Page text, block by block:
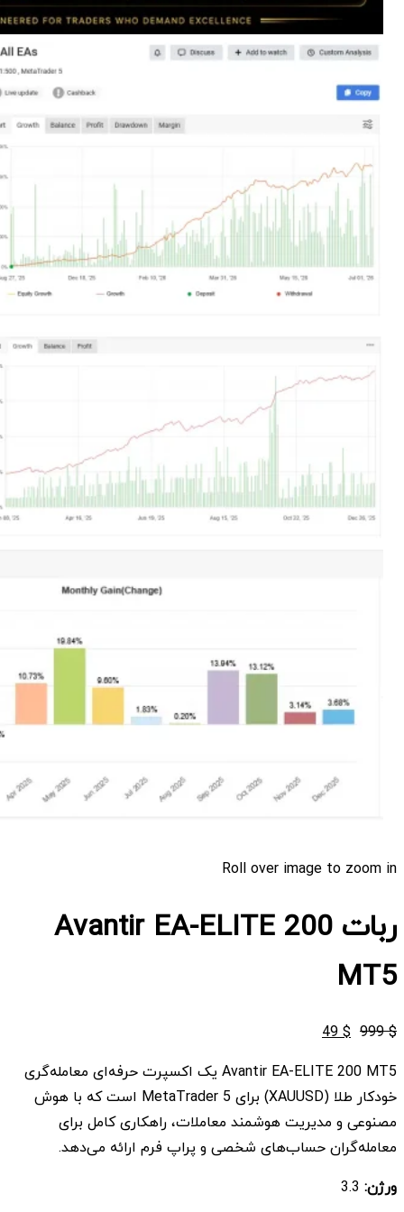
Roll over image to zoom in
ربات Avantir EA-ELITE 200
MT5
$
999
قیمت
$ 999
بود.
$
49
قیمت
$ 49
است.
Avantir EA-ELITE 200 MT5 یک اکسپرت حرفه‌ای معامله‌گری
خودکار طلا (XAUUSD) برای MetaTrader 5 است که با هوش
مصنوعی و مدیریت هوشمند معاملات، راهکاری کامل برای
معامله‌گران حساب‌های شخصی و پراپ فرم ارائه می‌دهد.
ورژن: